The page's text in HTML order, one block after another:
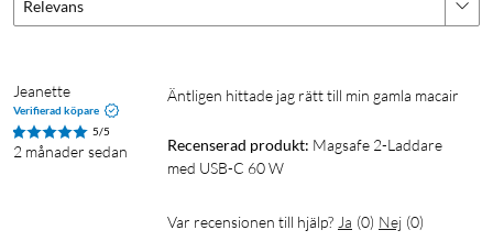
Relevans
Jeanette
Verifierad köpare
5/5
2 månader sedan
Äntligen hittade jag rätt till min gamla macair
Recenserad produkt: Magsafe 2-Laddare
med USB-C 60 W
Var recensionen till hjälp? Ja (0) Nej (0)